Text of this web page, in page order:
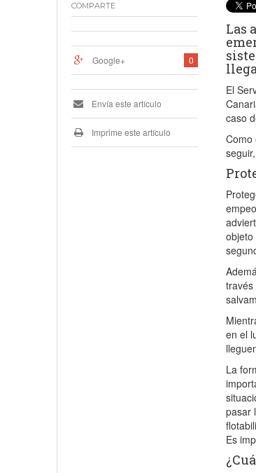
Las
El
caso
Como
en el
La
pasar
Es
COMPARTE
0
Google+
Envía este artículo
Imprime este artículo